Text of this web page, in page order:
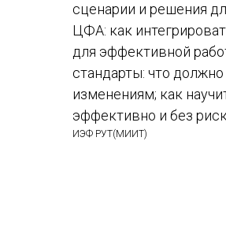
сценарии и решения
ЦФА: как
для эффективной
стандарты: что
изменениям; как
эффективно и без
ИЭФ РУТ(МИИТ)